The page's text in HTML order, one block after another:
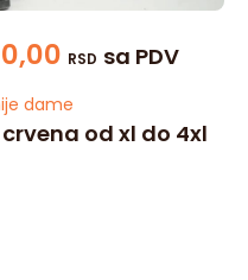
dame
od xl do 4xl
RSD sa PDV